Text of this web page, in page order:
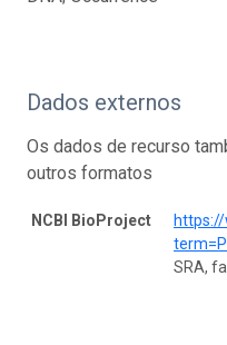
Dados externos
Os dados de recurso
outros formatos
NCBI BioProject
SRA,